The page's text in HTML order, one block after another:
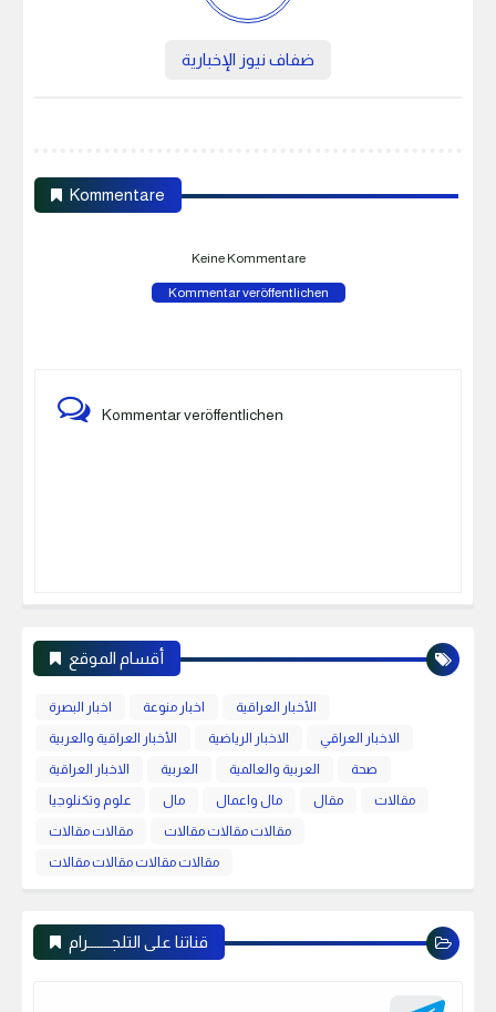
ضفاف نيوز الإخبارية
Kommentare
Keine Kommentare
Kommentar veröffentlichen
Kommentar veröffentlichen
أقسام الموقع
اخبار البصرة اخبار منوعة
الأخبار العراقية
الأخبار العراقية والعربية
الاخبار الرياضية
الاخبار العراقي
الاخبار العراقية
العربية العربية والعالمية
صحة
علوم وتكنلوجيا
مال مال واعمال مقال
مقالات
مقالات مقالات
مقالات مقالات مقالات
مقالات مقالات مقالات مقالات
قناتنا على التلجـــــــرام